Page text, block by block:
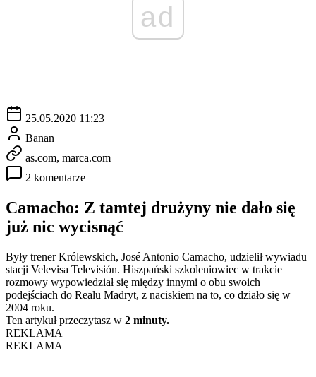
ad
25.05.2020 11:23
Banan
as.com, marca.com
2 komentarze
Camacho: Z tamtej drużyny nie dało się
już nic wycisnąć
Były trener Królewskich, José Antonio Camacho, udzielił wywiadu
stacji Velevisa Televisión. Hiszpański szkoleniowiec w trakcie
rozmowy wypowiedział się między innymi o obu swoich
podejściach do Realu Madryt, z naciskiem na to, co działo się w
2004 roku.
Ten artykuł przeczytasz w 2 minuty.
REKLAMA
REKLAMA